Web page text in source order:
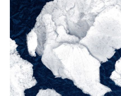
Polar